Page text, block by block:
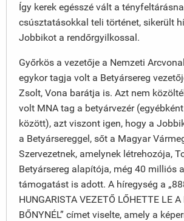
Így kerek egésszé vált a
csúsztatásokkal teli történet, sikerült
Jobbikot a rendőrgyilkossal.
Győrkös a vezetője a Nemzeti
egykor tagja volt a Betyársereg
Zsolt, Vona barátja is. Azt nem
volt MNA tag a betyárvezér
között), azt viszont igen, hogy a
a Betyársereggel, sőt a Magyar
Szervezetnek, amelynek létrehozója,
Betyársereg alapítója, még 40 milliós
támogatást is adott. A híregység a
HUNGARISTA VEZETŐ LŐHETTE LE A
BŐNYNÉL” címet viselte, amely a